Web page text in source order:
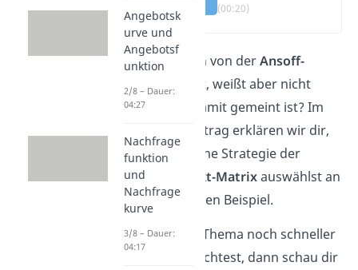
(00:20)
Du hast schon von derAnsoff-
Matrix
gehört, weißt aber nicht
genau, was damit gemeint ist? Im
folgenden Beitrag erklären wir dir,
wann du welche Strategie der
Produkt-Markt-Matrixauswählst an
einem einfachen Beispiel.
Wenn du das Thema noch schneller
verstehen möchtest, dann schau dir
Angebotsk
urve und
Angebotsf
unktion
2/8 – Dauer:
04:27
Nachfrage
funktion
und
Nachfrage
kurve
3/8 – Dauer:
04:17